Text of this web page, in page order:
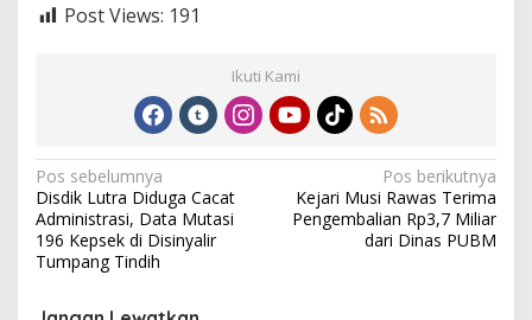
Post Views: 191
Ikuti Kami
N
a
v
i
Pos sebelumnya
Disdik Lutra Diduga Cacat
Administrasi, Data Mutasi
196 Kepsek di Disinyalir
Tumpang Tindih
Pos berikutnya
Kejari Musi Rawas Terima
Pengembalian Rp3,7 Miliar
dari Dinas PUBM